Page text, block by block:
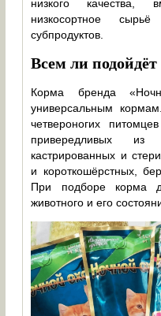
низкого качества,
низкосортное
субпродуктов.
Всем ли
Корма бренда
универсальным
четвероногих
привередливых из
кастрированных и
и короткошёрстных,
При подборе корма
животного и его